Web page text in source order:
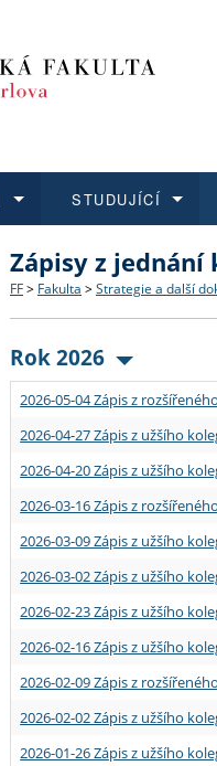
Struktura a historie
Strategie a další
Podpora a benefity pro
Absolventi fakulty
Co studovat a jak se
Učitelské studijní
Informace k průběhu
STUDUJÍCÍ
Bakalářské a magisterské
Doktorské studium
Rigorózní řízení
O vědě a výzkumu na FF
Akademické kvalifikace
Granty a projekty
Aktuální nabídky a
Vyjíždějící studenti
Přijíždějící studenti
Vyjíždějící zaměstnanci
Zápisy z jednání
FF > Fakulta > Strategie a další
Rok 2026
2026-05-04 Zápis z
2026-04-27 Zápis z užšího
2026-04-20 Zápis z užšího
2026-03-16 Zápis z
2026-03-09 Zápis z užšího
2026-03-02 Zápis z užšího
2026-02-23 Zápis z užšího
2026-02-16 Zápis z užšího
2026-02-09 Zápis z
2026-02-02 Zápis z užšího
2026-01-26 Zápis z užšího